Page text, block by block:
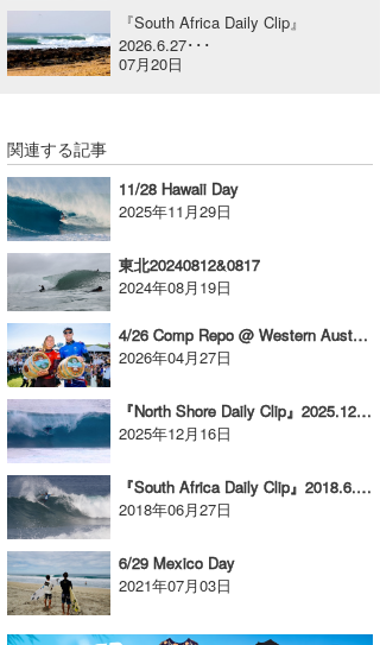
『South Africa Daily Clip』
2026.6.27･･･
07月20日
関連する記事
11/28 Hawaii Day
2025年11月29日
東北20240812&0817
2024年08月19日
4/26 Comp Repo @ Western Australia Margaret River Pro
2026年04月27日
『North Shore Daily Clip』2025.12.14 @ PIPELINE & BACKDOOR
2025年12月16日
『South Africa Daily Clip』2018.6.26 @ Ballito
2018年06月27日
6/29 Mexico Day
2021年07月03日
DELTA FORCE SURF
CBA Films
田原啓江
NOBUFUKU
大野”MAR”修聖
喜納海人
chan-U
G◎Da
H
KID
KOBU
KY
MIN
mitz
OYZ
S.K
Soulman